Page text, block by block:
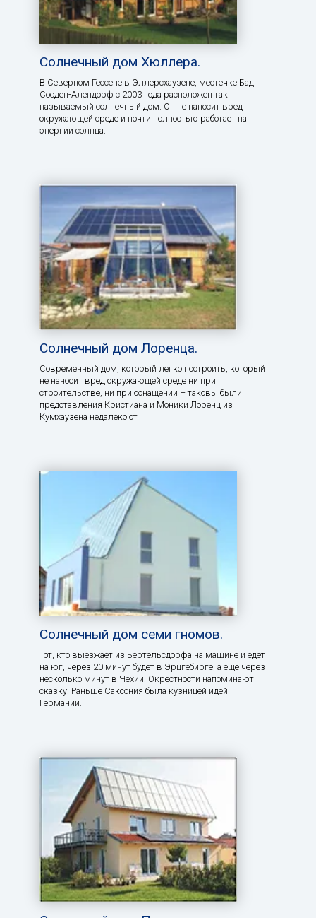
Солнечный дом Хюллера.
В Северном Гессене в Эллерсхаузене, местечке Бад
Сооден-Алендорф с 2003 года расположен так
называемый солнечный дом. Он не наносит вред
окружающей среде и почти полностью работает на
энергии солнца.
Солнечный дом Лоренца.
Современный дом, который легко построить, который
не наносит вред окружающей среде ни при
строительстве, ни при оснащении – таковы были
представления Кристиана и Моники Лоренц из
Кумхаузена недалеко от
Солнечный дом семи гномов.
Тот, кто выезжает из Бертельсдорфа на машине и едет
на юг, через 20 минут будет в Эрцгебирге, а еще через
несколько минут в Чехии. Окрестности напоминают
сказку. Раньше Саксония была кузницей идей
Германии.